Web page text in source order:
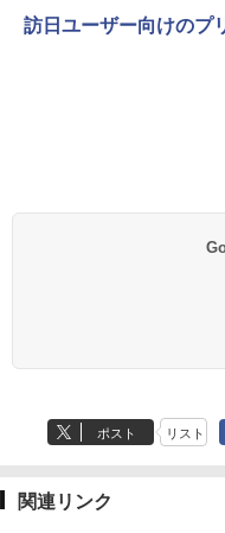
訪日ユーザー向けのプ
ポスト リスト
関連リンク